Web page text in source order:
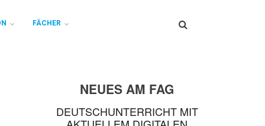
FÄCHER
NEUES AM FAG
DEUTSCHUNTERRICHT MIT